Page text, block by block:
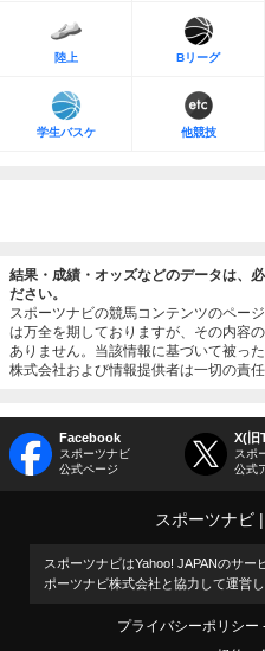
陸上 Bリーグ
学生バスケ 他競技
結果・成績・オッズなどのデータは、
ださい。
スポーツナビの競馬コンテンツのペー
は万全を期しておりますが、その内容
ありません。当該情報に基づいて被っ
株式会社および情報提供者は一切の責任
Facebook
スポーツナビ
公式ページ
X(旧
スポ
公式
スポーツナビ
スポーツナビはYahoo! JAPANのサー
ポーツナビ株式会社と協力して運営し
プライバシーポリシー